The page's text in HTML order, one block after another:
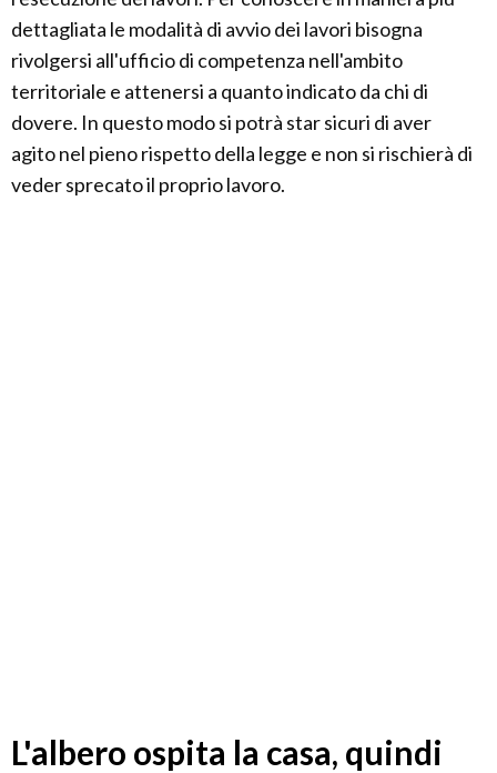
dettagliata le modalità di avvio dei lavori bisogna
rivolgersi all'ufficio di competenza nell'ambito
territoriale e attenersi a quanto indicato da chi di
dovere. In questo modo si potrà star sicuri di aver
agito nel pieno rispetto della legge e non si rischierà di
veder sprecato il proprio lavoro.
L'albero ospita la casa, quindi